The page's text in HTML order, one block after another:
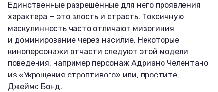
Единственные разрешённые для него проявления
характера — это злость и страсть. Токсичную
маскулинность часто отличают мизогиния
и доминирование через насилие. Некоторые
киноперсонажи отчасти следуют этой модели
поведения, например персонаж Адриано Челентано
из «Укрощения строптивого» или, простите,
Джеймс Бонд.